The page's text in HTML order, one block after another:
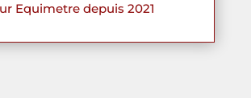
Equimetre depuis 2021